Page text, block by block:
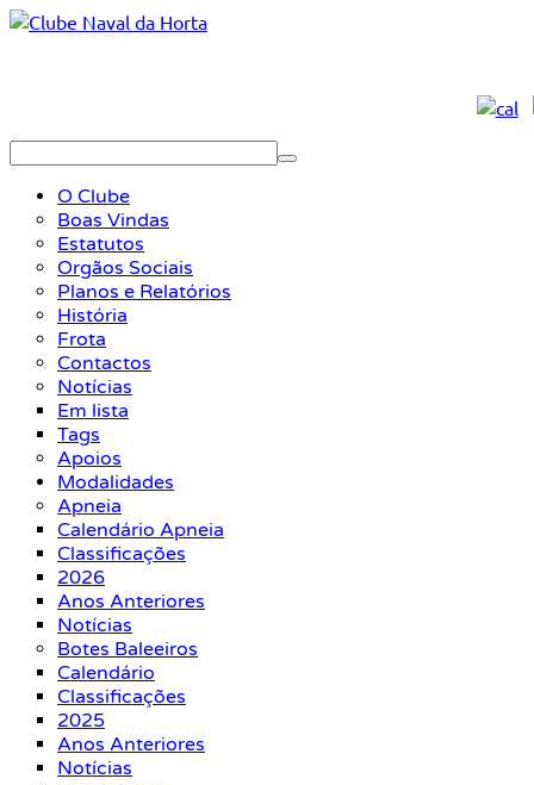
O Clube
Boas Vindas
Estatutos
Orgãos Sociais
Planos e Relatórios
História
Frota
Contactos
Notícias
Em lista
Tags
Apoios
Modalidades
Apneia
Calendário Apneia
Classificações
2026
Anos Anteriores
Notícias
Botes Baleeiros
Calendário
Classificações
2025
Anos Anteriores
Notícias